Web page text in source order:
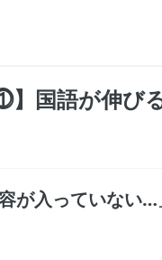
国語が伸び
が入っていない